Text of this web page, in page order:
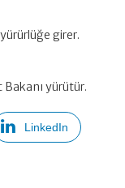
girer.
yürütür.
LinkedIn